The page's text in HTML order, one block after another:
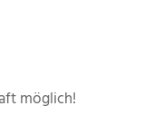
möglich!